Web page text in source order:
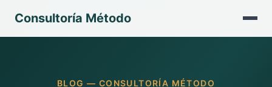
Consultoría Método
BLOG — CONSULTORÍA MÉTODO